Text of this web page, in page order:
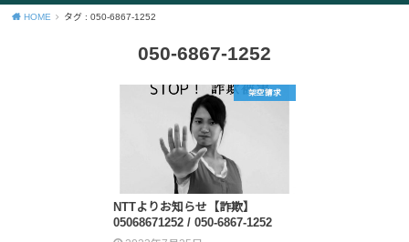
HOME タグ : 050-6867-1252
050-6867-1252
架空請求
NTTよりお知らせ【詐欺】
05068671252 / 050-6867-1252